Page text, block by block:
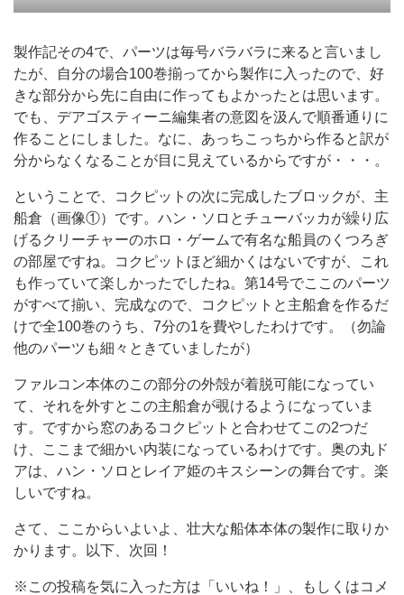
製作記その4で、パーツは毎号バラバラに来ると言いまし
たが、自分の場合100巻揃ってから製作に入ったので、好
きな部分から先に自由に作ってもよかったとは思います。
でも、デアゴスティーニ編集者の意図を汲んで順番通りに
作ることにしました。なに、あっちこっちから作ると訳が
分からなくなることが目に見えているからですが・・・。
ということで、コクピットの次に完成したブロックが、主
船倉（画像①）です。ハン・ソロとチューバッカが繰り広
げるクリーチャーのホロ・ゲームで有名な船員のくつろぎ
の部屋ですね。コクピットほど細かくはないですが、これ
も作っていて楽しかったでしたね。第14号でここのパーツ
がすべて揃い、完成なので、コクピットと主船倉を作るだ
けで全100巻のうち、7分の1を費やしたわけです。（勿論
他のパーツも細々ときていましたが）
ファルコン本体のこの部分の外殻が着脱可能になってい
て、それを外すとこの主船倉が覗けるようになっていま
す。ですから窓のあるコクピットと合わせてこの2つだ
け、ここまで細かい内装になっているわけです。奥の丸ド
アは、ハン・ソロとレイア姫のキスシーンの舞台です。楽
しいですね。
さて、ここからいよいよ、壮大な船体本体の製作に取りか
かります。以下、次回！
※この投稿を気に入った方は「いいね！」、もしくはコメ